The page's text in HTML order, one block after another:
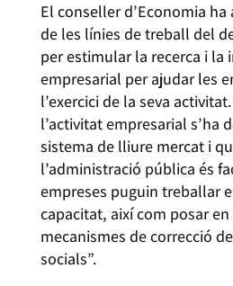
El conseller d’Economia
de les línies de treball del
per estimular la recerca i la
empresarial per ajudar les
l’exercici de la seva
l’activitat empresarial s’ha
sistema de lliure mercat i
l’administració pública és
empreses puguin treballar
capacitat, així com posar en
mecanismes de correcció
socials”.